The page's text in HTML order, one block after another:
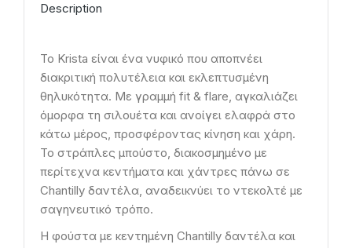
Description
Το Krista είναι ένα νυφικό που αποπνέει
διακριτική πολυτέλεια και εκλεπτυσμένη
θηλυκότητα. Με γραμμή fit & flare, αγκαλιάζει
όμορφα τη σιλουέτα και ανοίγει ελαφρά στο
κάτω μέρος, προσφέροντας κίνηση και χάρη.
Το στράπλες μπούστο, διακοσμημένο με
περίτεχνα κεντήματα και χάντρες πάνω σε
Chantilly δαντέλα, αναδεικνύει το ντεκολτέ με
σαγηνευτικό τρόπο.
Η φούστα με κεντημένη Chantilly δαντέλα και